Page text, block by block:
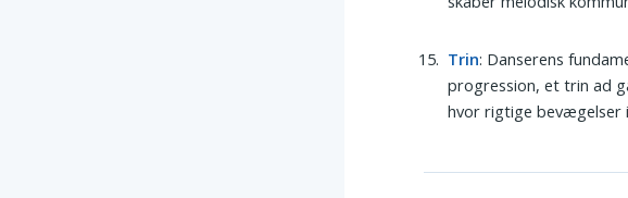
Trin: Danserens
progression, et trin ad
hvor rigtige bevægelser